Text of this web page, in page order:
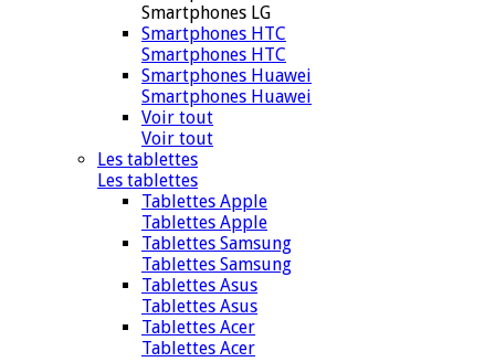
Smartphones LG
Smartphones HTC
Smartphones HTC
Smartphones Huawei
Smartphones Huawei
Voir tout
Voir tout
Les tablettes
Les tablettes
Tablettes Apple
Tablettes Apple
Tablettes Samsung
Tablettes Samsung
Tablettes Asus
Tablettes Asus
Tablettes Acer
Tablettes Acer